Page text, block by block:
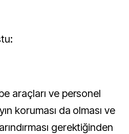
araçları ve personel
koruması da olması ve
gerektiğinden